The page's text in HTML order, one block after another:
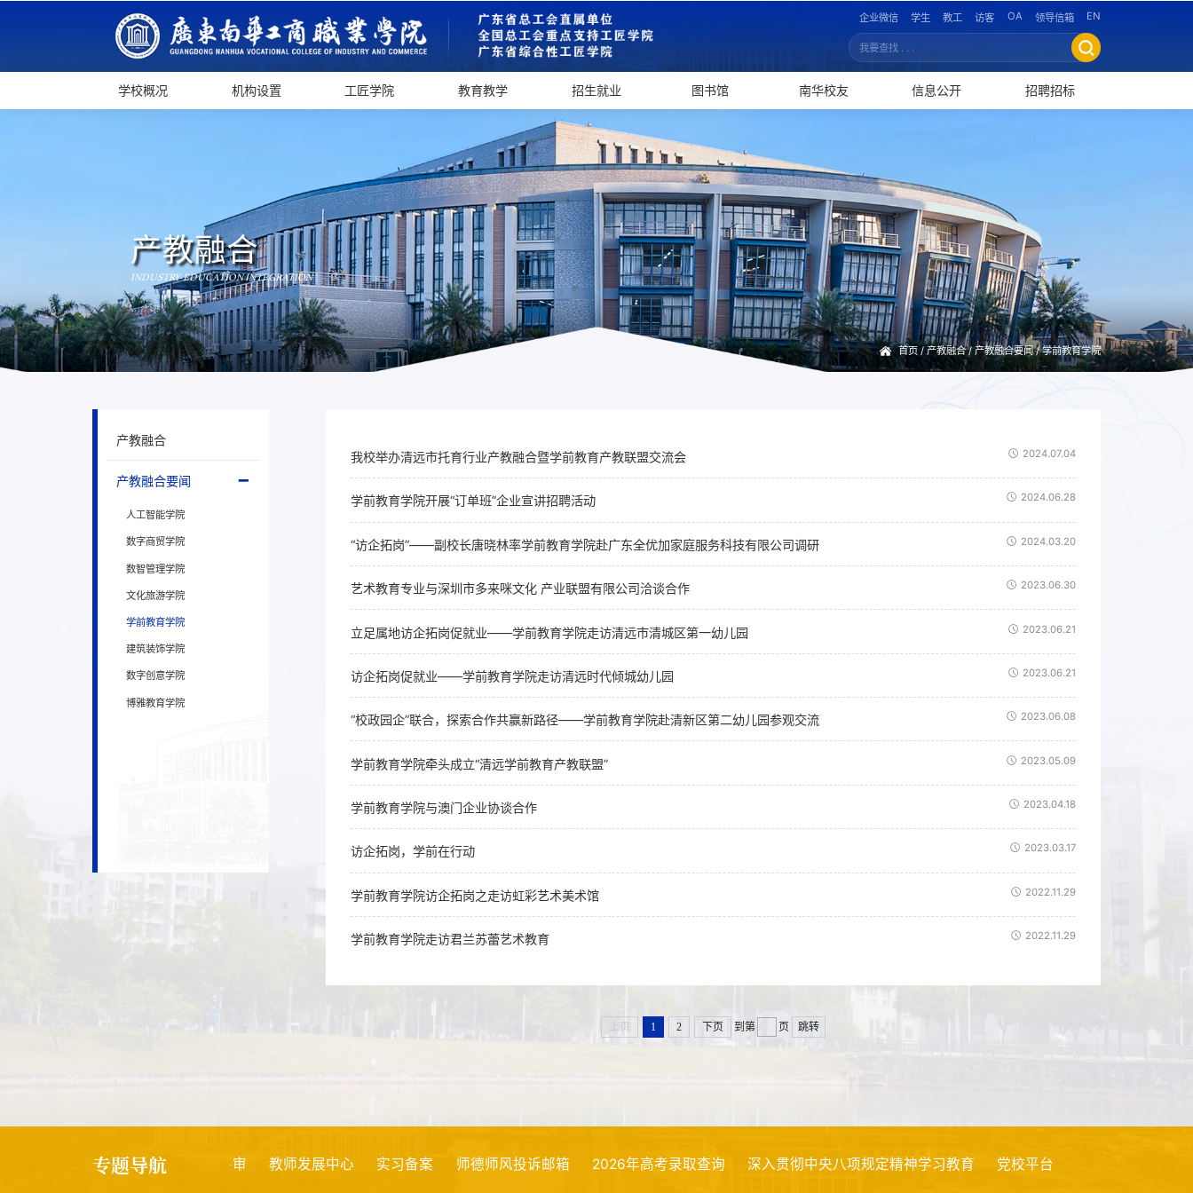
企业微信 学生 教工 访客 OA 领导信箱 EN
学校概况 机构设置 工匠学院 教育教学 招生就业 图书馆 南华校友 信息公开 招聘招标
产教融合
INDUSTRY-EDUCATION INTEGRATION
首页 / 产教融合/产教融合要闻/学前教育学院
产教融合
产教融合要闻
人工智能学院
数字商贸学院
数智管理学院
文化旅游学院
学前教育学院
建筑装饰学院
数字创意学院
博雅教育学院
我校举办清远市托育行业产教融合暨学前教育产教联盟交流会 2024.07.04
学前教育学院开展“订单班”企业宣讲招聘活动 2024.06.28
“访企拓岗”——副校长唐晓林率学前教育学院赴广东全优加家庭服务科技有限公司调研 2024.03.20
艺术教育专业与深圳市多来咪文化 产业联盟有限公司洽谈合作 2023.06.30
立足属地访企拓岗促就业——学前教育学院走访清远市清城区第一幼儿园 2023.06.21
访企拓岗促就业——学前教育学院走访清远时代倾城幼儿园 2023.06.21
“校政园企”联合，探索合作共赢新路径——学前教育学院赴清新区第二幼儿园参观交流 2023.06.08
学前教育学院牵头成立“清远学前教育产教联盟” 2023.05.09
学前教育学院与澳门企业协谈合作 2023.04.18
访企拓岗，学前在行动 2023.03.17
学前教育学院访企拓岗之走访虹彩艺术美术馆 2022.11.29
学前教育学院走访君兰苏蕾艺术教育 2022.11.29
上页 1 2 下页 到第 页 跳转
专题导航
创新强校 项目评审 教师发展中心 实习备案 师德师风投诉邮箱 2026年高考录取查询 深入贯彻中央八项规定精神学习教育 党校平台 双百行动